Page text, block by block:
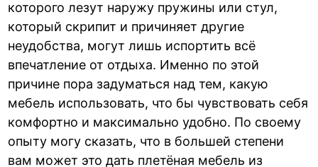
которого лезут наружу пружины или стул,
который скрипит и причиняет другие
неудобства, могут лишь испортить всё
впечатление от отдыха. Именно по этой
причине пора задуматься над тем, какую
мебель использовать, что бы чувствовать себя
комфортно и максимально удобно. По своему
опыту могу сказать, что в большей степени
вам может это дать плетёная мебель из